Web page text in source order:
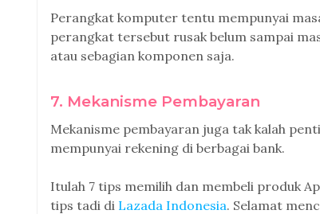
Perangkat komputer tentu mempunyai
perangkat tersebut rusak belum sampai
atau sebagian komponen saja.
7. Mekanisme Pembayaran
Mekanisme pembayaran juga tak kalah
mempunyai rekening di berbagai bank.
Itulah 7 tips memilih dan membeli produk
tips tadi di Lazada Indonesia. Selamat